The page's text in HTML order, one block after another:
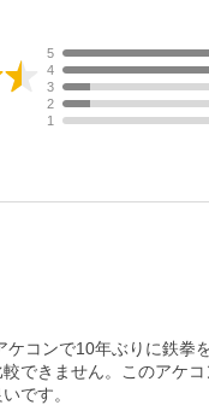
5
4
3
2
1
コンで10年ぶりに鉄拳
できません。このアケ
です。